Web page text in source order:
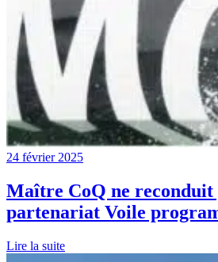
24 février 2025
Maître CoQ ne reconduit
partenariat Voile
Lire la suite